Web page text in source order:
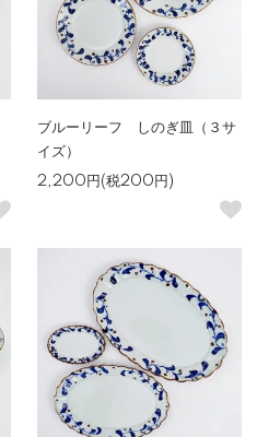
ブルーリーフ しのぎ皿（３サ
イズ）
2,200円(税200円)